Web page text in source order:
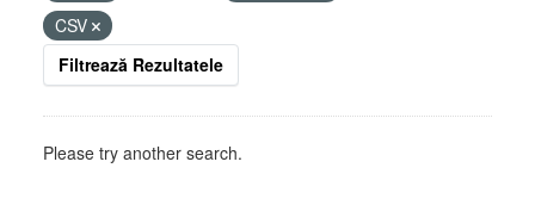
CSV
Filtrează Rezultatele
Please try another search.